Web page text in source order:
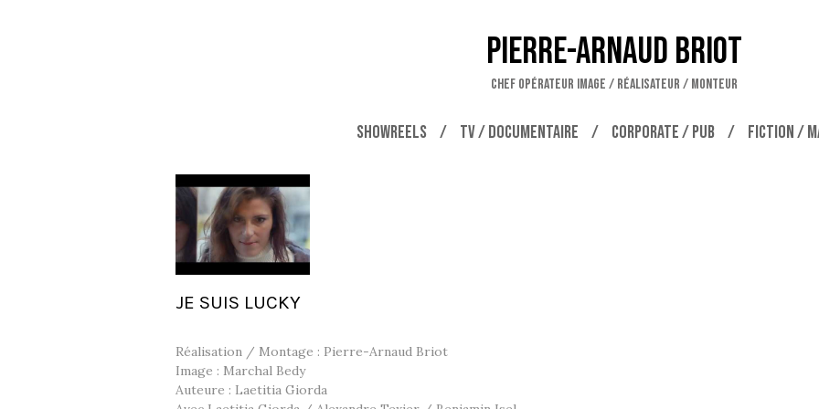
Pierre-Arnaud Briot
CHEF OPÉRATEUR IMAGE / RÉALISATEUR / MONTEUR
SHOWREELS TV / DOCUMENTAIRE CORPORATE / PUB FICTION /
JE SUIS LUCKY
Réalisation / Montage : Pierre-Arnaud Briot
Image : Marchal Bedy
Auteure : Laetitia Giorda